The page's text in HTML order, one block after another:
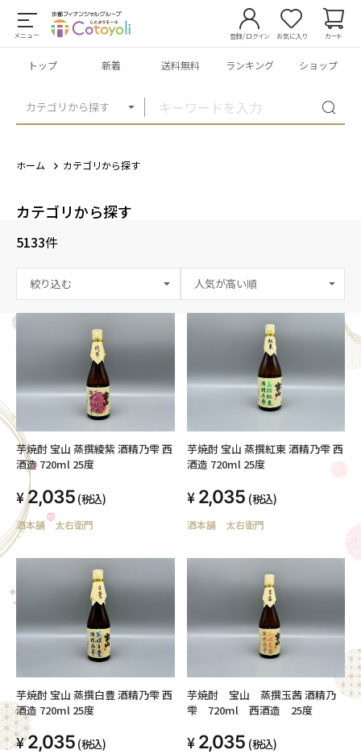
メニュー
カテゴリから探す
登録/ログイン お気に入り カート
トップ 新着 送料無料 ランキング ショップ
ホーム カテゴリから探す
カテゴリから探す
5133件
絞り込む
芋焼酎 宝山 蒸撰綾紫 酒精乃雫 西
酒造 720ml 25度
2,035 (税込)
酒本舗 太右衛門
芋焼酎 宝山 蒸撰紅東 酒精乃雫 西
酒造 720ml 25度
2,035 (税込)
酒本舗 太右衛門
芋焼酎 宝山 蒸撰白豊 酒精乃雫 西
酒造 720ml 25度
2,035 (税込)
芋焼酎 宝山 蒸撰玉茜 酒精乃
雫 720ml 西酒造 25度
2,035 (税込)